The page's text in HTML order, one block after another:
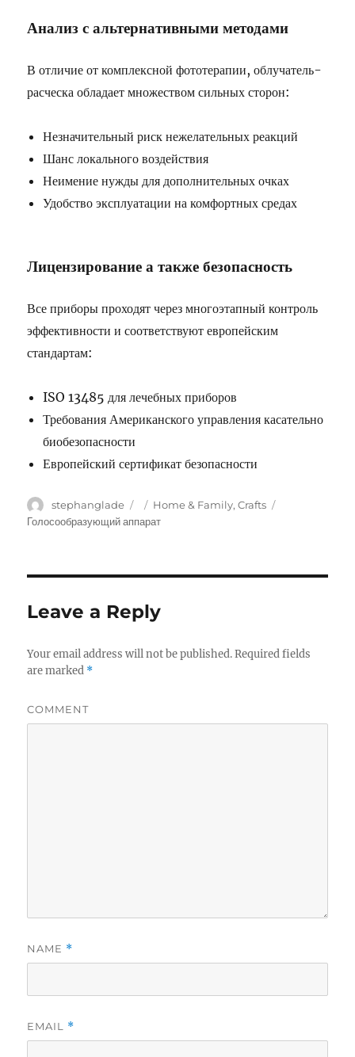
Анализ с альтернативными методами
В отличие от комплексной фототерапии, облучатель-
расческа обладает множеством сильных сторон:
Незначительный риск нежелательных реакций
Шанс локального воздействия
Неимение нужды для дополнительных очках
Удобство эксплуатации на комфортных средах
Лицензирование а также безопасность
Все приборы проходят через многоэтапный контроль
эффективности и соответствуют европейским
стандартам:
ISO 13485 для лечебных приборов
Требования Американского управления касательно
биобезопасности
Европейский сертификат безопасности
Author
stephanglade
Posted
on
Categories
Home & Family, Crafts
Голосообразующий аппарат
Leave a Reply
Your email address will not be published.Required fields
are marked *
COMMENT
NAME *
EMAIL *